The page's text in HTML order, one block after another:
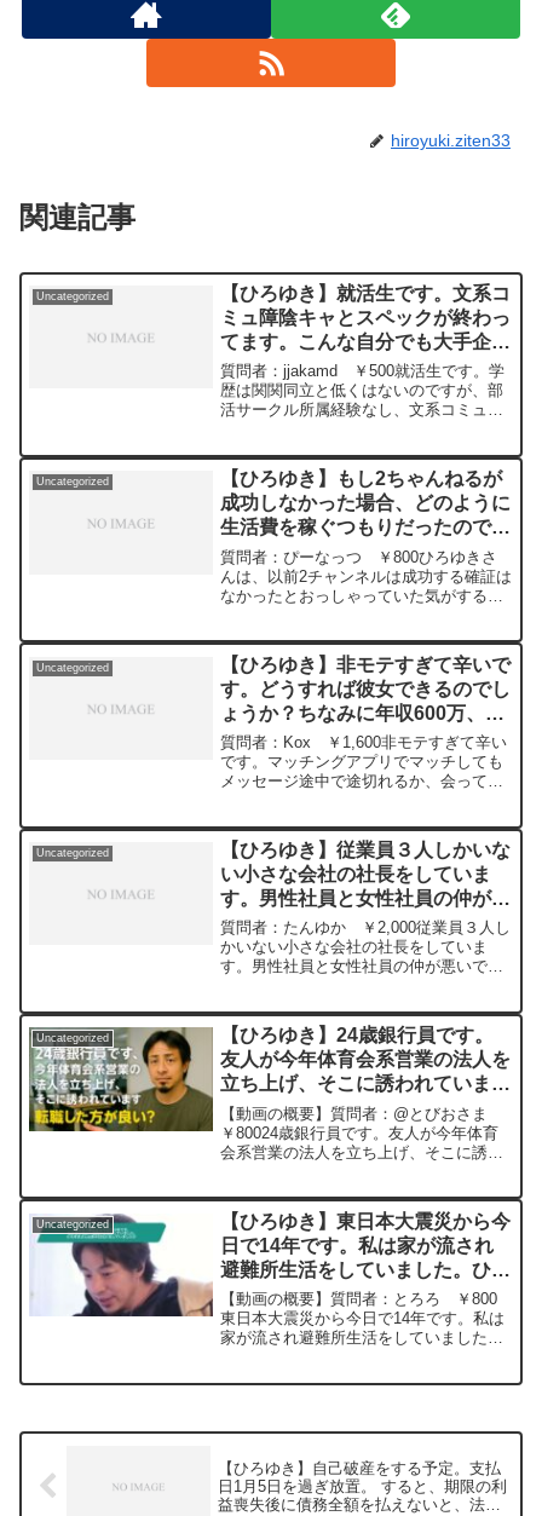
hiroyuki.ziten33
関連記事
Uncategorized
【ひろゆき】就活生です。文系コ
ミュ障陰キャとスペックが終わっ
てます。こんな自分でも大手企業
に行ける方法を教えてほしいで
す。ー ひろゆき切り抜き
20240228
質問者：jjakamd ￥500就活生です。学
歴は関関同立と低くはないのですが、部
活サークル所属経験なし、文系コミュ障
年間で300万円を稼いだことです。こん
な自分でも大手企業に行ける方法を教え
てほしいです。元動画：ロシアの敗北は
無さそうな、、Guillaume Dursusを呑み
ながら 2024/02/28 W22
https://www.youtube.com/watch?
v=GK3quBgoXnQ***************************
***************ひろゆきさんの動画で、寄
してみました。過去にこんな質問してる
かな？と気になったことがあれば、下記
のサイトから検索してみてください。
https://hiroyuki-ziten.com/できるだけ、
多くの質問を今後も編集し、アップロー
ドしていきますので、使いやすいと感じ
て頂けたら、いいね！やチャンネル登録
をよろしくお願いします。
Uncategorized
【ひろゆき】もし2ちゃんねるが
成功しなかった場合、どのように
生活費を稼ぐつもりだったのです
か？ー ひろゆき切り抜き
20240509
質問者：ぴーなっつ ￥800ひろゆきさ
んは、以前2チャンネルは成功する確証は
なかったとおっしゃっていた気がするの
だったのですか？また大学卒業後は企業
や公務員等の面接を...
Uncategorized
【ひろゆき】非モテすぎて辛いで
す。どうすれば彼女できるのでし
ょうか？ちなみに年収600万、年
齢25歳、IT系勤務。顔はお察しレ
ベルです。ー ひろゆき切り抜
き 20240216
質問者：Kox ￥1,600非モテすぎて辛い
です。マッチングアプリでマッチしても
メッセージ途中で途切れるか、会っても
すが全然だめです。どうすれば彼女でき
るのでしょうか？ちなみに年収600万、
年齢25歳、IT系勤務。顔はお察しレベル
です。元動画：能登半島に最大同時接続
✖️50円の寄付をするよ、その4。Magners
Irish Ciderを呑みながら。2024/02/16
V23
https://www.youtube.com/watch?
**************ひろゆきさんの動画で、寄せ
られた質問について、一問一答形式にし
てみました。過去にこんな質問してるか
な？と気になったことがあれば、下記の
サイトから検索してみてください。
https://hiroyuki-ziten.com/できるだけ、
多くの質問を今後も編集し、アップロー
ドしていきますので、使いやすいと感じ
Uncategorized
【ひろゆき】従業員３人しかいな
い小さな会社の社長をしていま
す。男性社員と女性社員の仲が悪
いです。板挟みでつらいです。ど
うしたらいいでしょうか？ー ひ
ろゆき切り抜き 20240216
質問者：たんゆか ￥2,000従業員３人し
かいない小さな会社の社長をしていま
す。男性社員と女性社員の仲が悪いで
しいと言っているのですが、結局社内の
空気が悪いままです。男性社員が娘さん
のインフルで休んだ時、「休みがやがっ
て！」と女性社員が影口を言っていた
り、対して男性社員は女性社員が使えな
いと愚痴っていたり。板挟みでつらいで
す。どうしたらいいでしょうか？元動
画：能登半島に最大同時接続✖️50円の寄
を呑みながら。2024/02/16 V23
https://www.youtube.com/watch?
v=ZyS35TEeeg8****************************
**************ひろゆきさんの動画で、寄せ
られた質問について、一問一答形式にし
てみました。過去にこんな質問してるか
な？と気になったことがあれば、下記の
サイトから検索してみてください。
をよろしくお願いします。
Uncategorized
【ひろゆき】24歳銀行員です。
友人が今年体育会系営業の法人を
立ち上げ、そこに誘われていま
す。転職した方が良い？ー ひろ
ゆき切り抜き 202051129
【動画の概要】質問者：@とびおさま
￥80024歳銀行員です。友人が今年体育
会系営業の法人を立ち上げ、そこに誘わ
ャレンジしたい気持ちがあります。しか
し、失敗してしまった...
Uncategorized
【ひろゆき】東日本大震災から今
日で14年です。私は家が流され
避難所生活をしていました。ひろ
ゆきさんはあの日なにをしていま
したかー ひろゆき切り抜き
20250312
【動画の概要】質問者：とろろ ￥800
東日本大震災から今日で14年です。私は
家が流され避難所生活をしていました。
【ひろゆき】自己破産をする予定。支払
日1月5日を過ぎ放置。 すると、期限の利
益喪失後に債務全額を払えないと、法的